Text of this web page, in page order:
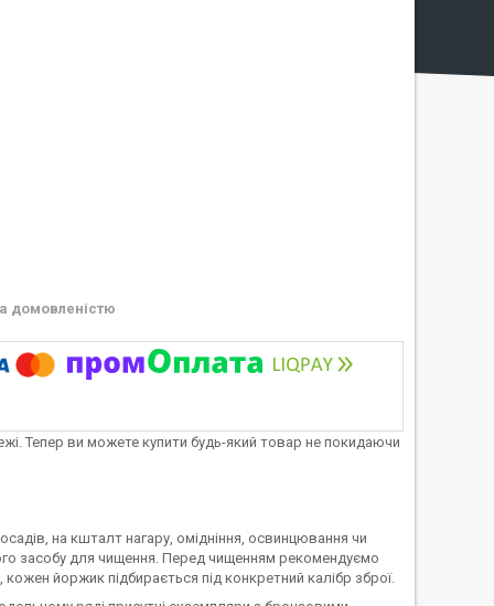
домовленістю
Тепер ви можете купити будь-який товар не покидаючи
на кшталт нагару, омідніння, освинцювання чи
засобу для чищення. Перед чищенням рекомендуємо
йоржик підбирається під конкретний калібр зброї.